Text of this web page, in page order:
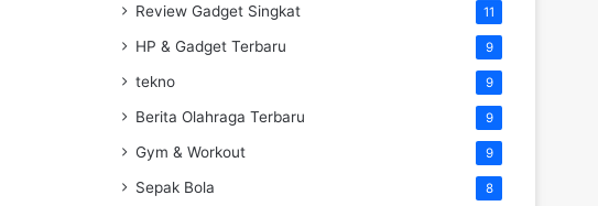
Review Gadget Singkat 11
HP & Gadget Terbaru 9
tekno 9
Berita Olahraga Terbaru 9
Gym & Workout 9
Sepak Bola 8